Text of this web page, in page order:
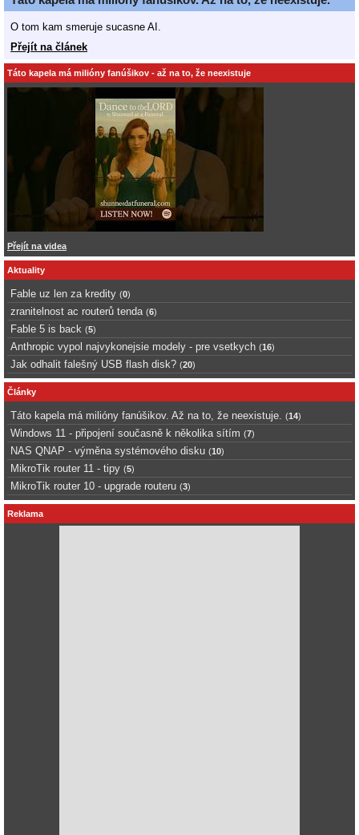
O tom kam smeruje sucasne AI.
Přejít na článek
Táto kapela má milióny fanúšikov - až na to, že neexistuje
Přejít na videa
Aktuality
Fable uz len za kredity (0)
zranitelnost ac routerů tenda (6)
Fable 5 is back (5)
Anthropic vypol najvykonejsie modely - pre vsetkych (16)
Jak odhalit falešný USB flash disk? (20)
Články
Táto kapela má milióny fanúšikov. Až na to, že neexistuje. (14)
Windows 11 - připojení současně k několika sítím (7)
NAS QNAP - výměna systémového disku (10)
MikroTik router 11 - tipy (5)
MikroTik router 10 - upgrade routeru (3)
Reklama